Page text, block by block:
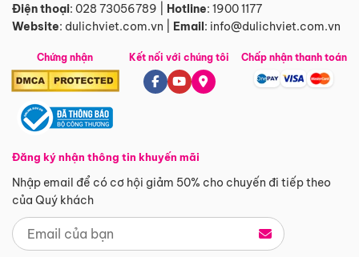
Điện thoại: 028 73056789 Hotline: 1900 1177
Website: dulichviet.com.vn Email: info@dulichviet.com.vn
Chứng nhận
Đăng ký nhận thông tin khuyến mãi
Nhập email để có cơ hội giảm 50% cho chuyến đi tiếp theo
của Quý khách
Kết nối với chúng tôi Chấp nhận thanh toán